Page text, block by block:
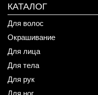
КАТАЛОГ
Для волос
Окрашивание
Для лица
Для тела
Для рук
Для ног